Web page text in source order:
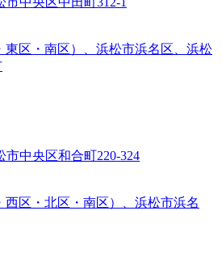
東区・南区）、浜松市浜名区、浜松
中央区和合町220-324
西区・北区・南区）、浜松市浜名